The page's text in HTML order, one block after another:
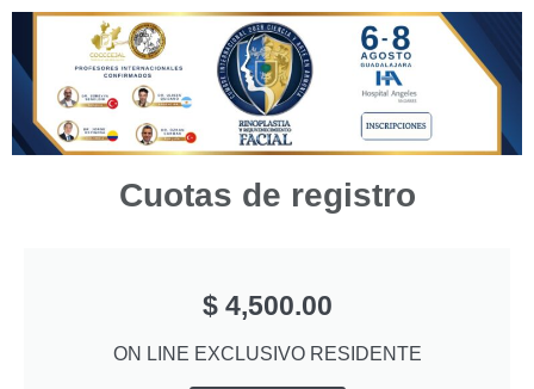
Cuotas de registro
$ 4,500.00
ON LINE EXCLUSIVO RESIDENTE